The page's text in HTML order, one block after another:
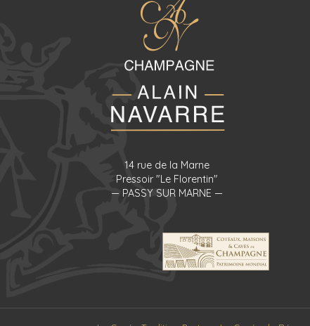
14 rue de la Marne
Pressoir "Le Florentin"
— PASSY SUR MARNE —